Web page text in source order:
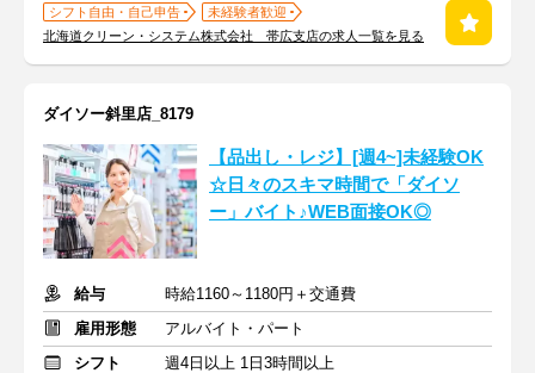
シフト自由・自己申告
未経験者歓迎
北海道クリーン・システム株式会社 帯広支店の求人一覧を見る
ダイソー斜里店_8179
【品出し・レジ】[週4~]未経験OK
☆日々のスキマ時間で「ダイソ
ー」バイト♪WEB面接OK◎
給与
時給1160～1180円＋交通費
雇用形態
アルバイト・パート
シフト
週4日以上 1日3時間以上